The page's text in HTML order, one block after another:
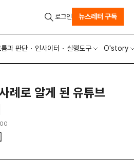
름과 판단 인사이터 실행도구 O'story
로그인 뉴스레터 구독
례로 알게 된 유튜브